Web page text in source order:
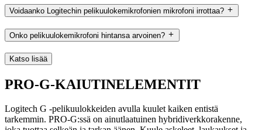
Voidaanko Logitechin pelikuulokemikrofonien mikrofoni irrottaa?
Onko pelikuulokemikrofoni hintansa arvoinen?
Katso lisää
PRO-G-KAIUTINELEMENTIT
Logitech G -pelikuulokkeiden avulla kuulet kaiken entistä
tarkemmin. PRO-G:ssä on ainutlaatuinen hybridiverkkorakenne,